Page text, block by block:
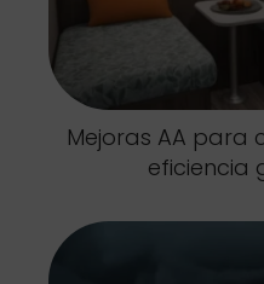
Mejoras AA para
eficiencia